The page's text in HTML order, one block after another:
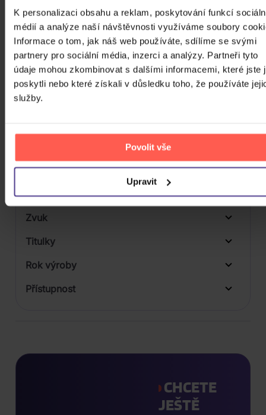
K personalizaci obsahu a reklam, poskytování funkcí
médií a analýze naší návštěvnosti využíváme soubory
Informace o tom, jak náš web používáte, sdílíme se svými
partnery pro sociální média, inzerci a analýzy. Partneři tyto
údaje mohou zkombinovat s dalšími informacemi, které jste
poskytli nebo které získali v důsledku toho, že používáte
služby.
Povolit vše
Upravit
CD
1
Počet MC
Počet DVD
Počet BD
Počet vinyl
Formát média
Počet Platform Album
Zvuk
Titulky
Rok výroby
Přístupnost
CHCETE
JEŠTĚ